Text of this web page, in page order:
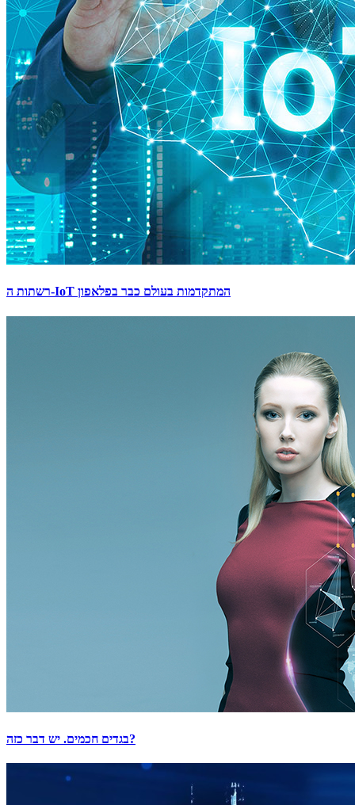
רשתות ה-IoT המתקדמות בעולם כבר בפלאפון
בגדים חכמים. יש דבר כזה?